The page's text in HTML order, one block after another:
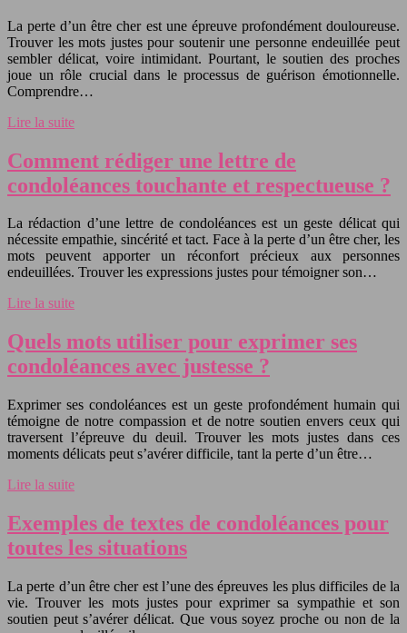
La perte d’un être cher est une épreuve profondément douloureuse.
Trouver les mots justes pour soutenir une personne endeuillée peut
sembler délicat, voire intimidant. Pourtant, le soutien des proches
joue un rôle crucial dans le processus de guérison émotionnelle.
Comprendre…
Lire la suite
Comment rédiger une lettre de
condoléances touchante et respectueuse ?
La rédaction d’une lettre de condoléances est un geste délicat qui
nécessite empathie, sincérité et tact. Face à la perte d’un être cher, les
mots peuvent apporter un réconfort précieux aux personnes
endeuillées. Trouver les expressions justes pour témoigner son…
Lire la suite
Quels mots utiliser pour exprimer ses
condoléances avec justesse ?
Exprimer ses condoléances est un geste profondément humain qui
témoigne de notre compassion et de notre soutien envers ceux qui
traversent l’épreuve du deuil. Trouver les mots justes dans ces
moments délicats peut s’avérer difficile, tant la perte d’un être…
Lire la suite
Exemples de textes de condoléances pour
toutes les situations
La perte d’un être cher est l’une des épreuves les plus difficiles de la
vie. Trouver les mots justes pour exprimer sa sympathie et son
soutien peut s’avérer délicat. Que vous soyez proche ou non de la